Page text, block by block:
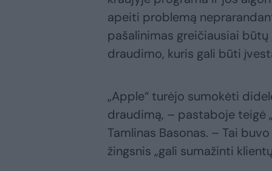
apeiti problemą
pašalinimas greičiausiai
draudimo, kuris gali būti
„Apple“ turėjo sumokėti
draudimą, – pastaboje teigė
Tamlinas Basonas. – Tai
žingsnis „gali sumažinti